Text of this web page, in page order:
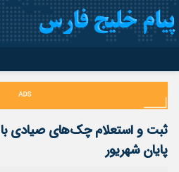
اینستاگرام
سروش
آپارات
نام کاربری یا نشانی ایمیل
رمز عبور
ثبت و استعلام چک‌های صیادی با
پایان شهریور